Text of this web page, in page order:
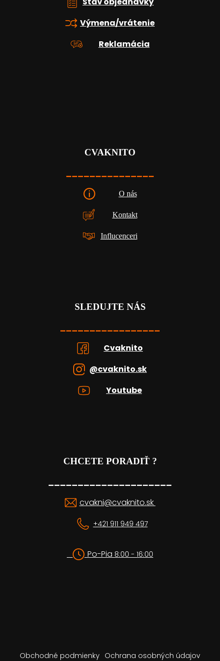
Výmena/vrátenie
Reklamácia
CVAKNITO
_______________
O nás
Kontakt
Influcenceri
SLEDUJTE NÁS
_________________
Cvaknito
@cvaknito.sk
Youtube
CHCETE PORADIŤ ?
_____________________
cvakni@cvaknito.sk
+421 911 949 497
Po-Pia 8:00 - 16:00
Obchodné podmienky Ochrana osobných údajov